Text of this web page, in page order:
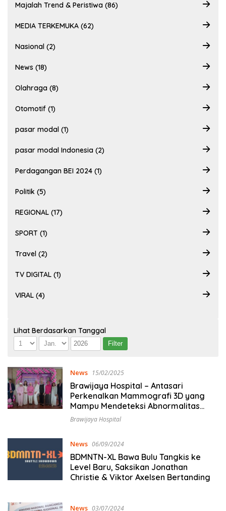
Majalah Trend & Peristiwa (86)
MEDIA TERKEMUKA (62)
Nasional (2)
News (18)
Olahraga (8)
Otomotif (1)
pasar modal (1)
pasar modal Indonesia (2)
Perdagangan BEI 2024 (1)
Politik (5)
REGIONAL (17)
SPORT (1)
Travel (2)
TV DIGITAL (1)
VIRAL (4)
Lihat Berdasarkan Tanggal
News 15/02/2025
Brawijaya Hospital – Antasari
Perkenalkan Mammografi 3D yang
Mampu Mendeteksi Abnormalitas
Sejak Dini
Brawijaya Hospital
News 06/09/2024
BDMNTN-XL Bawa Bulu Tangkis ke
Level Baru, Saksikan Jonathan
Christie & Viktor Axelsen Bertanding
News 03/07/2024